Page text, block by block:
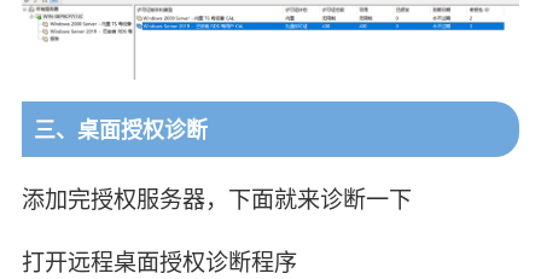
三、桌面授权诊断
添加完授权服务器，下面就来诊断一下
打开远程桌面授权诊断程序